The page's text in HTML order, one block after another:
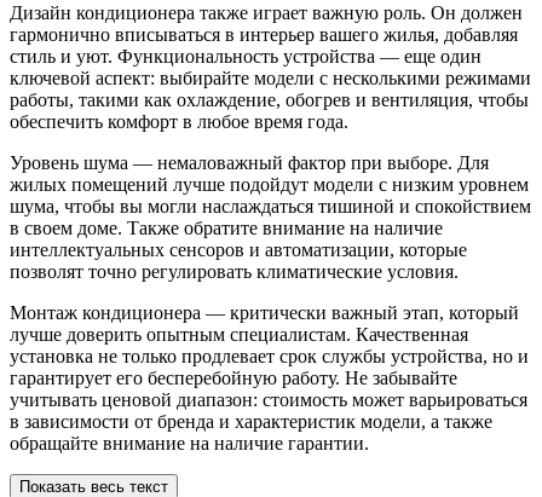
Дизайн кондиционера также играет важную роль. Он должен
гармонично вписываться в интерьер вашего жилья, добавляя
стиль и уют. Функциональность устройства — еще один
ключевой аспект: выбирайте модели с несколькими режимами
работы, такими как охлаждение, обогрев и вентиляция, чтобы
обеспечить комфорт в любое время года.
Уровень шума — немаловажный фактор при выборе. Для
жилых помещений лучше подойдут модели с низким уровнем
шума, чтобы вы могли наслаждаться тишиной и спокойствием
в своем доме. Также обратите внимание на наличие
интеллектуальных сенсоров и автоматизации, которые
позволят точно регулировать климатические условия.
Монтаж кондиционера — критически важный этап, который
лучше доверить опытным специалистам. Качественная
установка не только продлевает срок службы устройства, но и
гарантирует его бесперебойную работу. Не забывайте
учитывать ценовой диапазон: стоимость может варьироваться
в зависимости от бренда и характеристик модели, а также
обращайте внимание на наличие гарантии.
Показать весь текст